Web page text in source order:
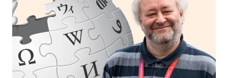
Suchen
Zum Inhalt überspringen